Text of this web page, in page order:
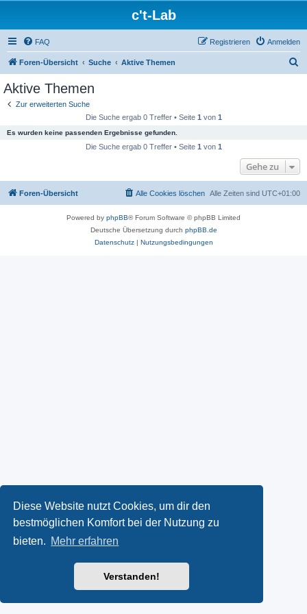
Diese Website nutzt Cookies, um dir den
bestmöglichen Komfort bei der Nutzung zu
bieten. Mehr erfahren
Verstanden!
c't-Lab
FAQ Anmelden
Registrieren
Foren-Übersicht Suche Aktive Themen
Aktive Themen
Zur erweiterten Suche
Die Suche ergab 0 Treffer • Seite 1 von 1
Es wurden keine passenden Ergebnisse gefunden.
Die Suche ergab 0 Treffer • Seite 1 von 1
Gehe zu
Foren-Übersicht Alle Zeiten sind UTC+01:00
Alle Cookies löschen
Powered by phpBB® Forum Software © phpBB Limited
Deutsche Übersetzung durch phpBB.de
Datenschutz| Nutzungsbedingungen